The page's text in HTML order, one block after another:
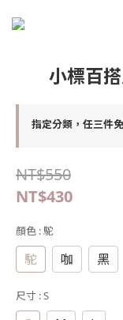
小標百
指定分類，任三件
NT$550
NT$430
顏色 : 駝
駝 咖 黑
尺寸 : S